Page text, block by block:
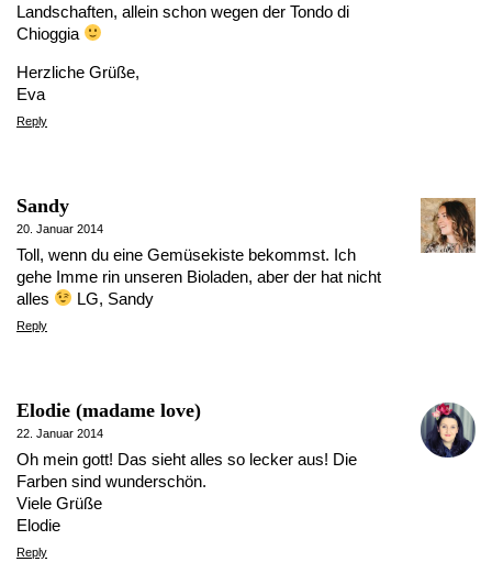
Landschaften, allein schon wegen der Tondo di
Chioggia
Herzliche Grüße,
Eva
Reply
Sandy
20. Januar 2014
Toll, wenn du eine Gemüsekiste bekommst. Ich
gehe Imme rin unseren Bioladen, aber der hat nicht
alles
LG, Sandy
Reply
Elodie (madame love)
22. Januar 2014
Oh mein gott! Das sieht alles so lecker aus! Die
Farben sind wunderschön.
Viele Grüße
Elodie
Reply